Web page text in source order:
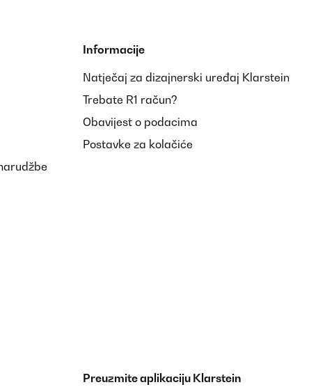
Informacije
Natječaj za dizajnerski uređaj Klarstein
Trebate R1 račun?
Obavijest o podacima
Postavke za kolačiće
Preuzmite aplikaciju Klarstein